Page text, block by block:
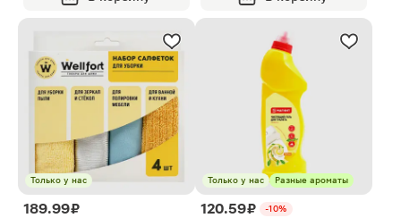
Только у нас
189.99 ₽
Только у нас Разные ароматы
120.59 ₽
-10%